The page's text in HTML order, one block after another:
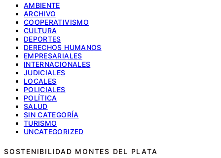
AMBIENTE
ARCHIVO
COOPERATIVISMO
CULTURA
DEPORTES
DERECHOS HUMANOS
EMPRESARIALES
INTERNACIONALES
JUDICIALES
LOCALES
POLICIALES
POLÍTICA
SALUD
SIN CATEGORÍA
TURISMO
UNCATEGORIZED
SOSTENIBILIDAD MONTES DEL PLATA